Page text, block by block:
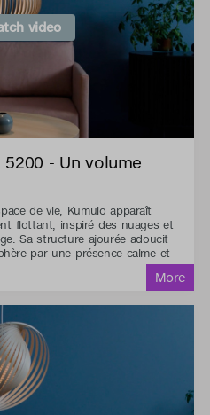
video
- Un volume
de vie, Kumulo apparaît
flottant, inspiré des nuages et
Sa structure ajourée adoucit
par une présence calme et